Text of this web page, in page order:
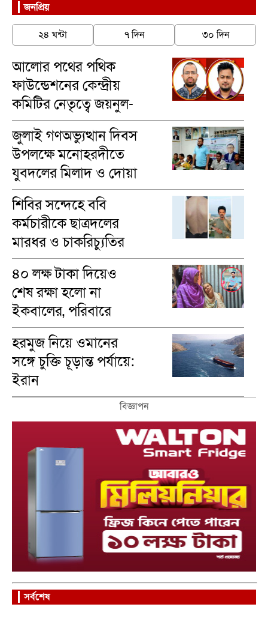
জনপ্রিয়
২৪ ঘন্টা ৭ দিন ৩০ দিন
আলোর পথের পথিক
ফাউন্ডেশনের কেন্দ্রীয়
কমিটির নেতৃত্বে জয়নুল-
মাসুম
জুলাই গণঅভ্যুত্থান দিবস
উপলক্ষে মনোহরদীতে
যুবদলের মিলাদ ও দোয়া
মাহফিল অনুষ্ঠিত
শিবির সন্দেহে ববি
কর্মচারীকে ছাত্রদলের
মারধর ও চাকরিচ্যুতির
অভিযোগ
৪০ লক্ষ টাকা দিয়েও
শেষ রক্ষা হলো না
ইকবালের, পরিবারে
শোকের মাতম
হরমুজ নিয়ে ওমানের
সঙ্গে চুক্তি চূড়ান্ত পর্যায়ে:
ইরান
বিজ্ঞাপন
সর্বশেষ